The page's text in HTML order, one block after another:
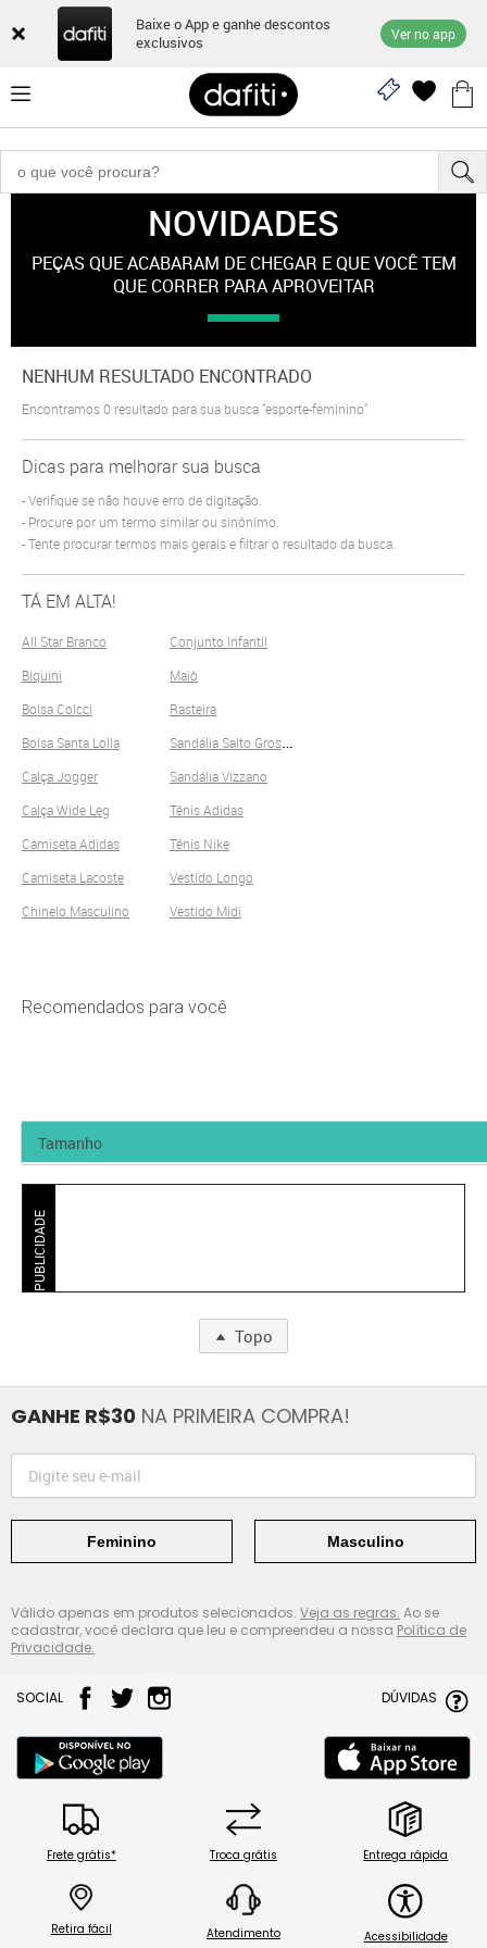
Baixe o App e ganhe descontos
exclusivos
Ver no app
"esporte-feminino"NOVIDADES
PEÇAS QUE ACABARAM DE CHEGAR E QUE VOCÊ TEM
QUE CORRER PARA APROVEITAR
NENHUM RESULTADO ENCONTRADO
Encontramos0 resultado para sua busca"esporte-feminino"
Dicas para melhorar sua busca
Verifique se não houve erro de digitação.
Procure por um termo similar ou sinônimo.
Tente procurar termos mais gerais e filtrar o resultado da busca.
TÁ EM ALTA!
All Star Branco
Biquini
Bolsa Colcci
Bolsa Santa Lolla
Calça Jogger
Calça Wide Leg
Camiseta Adidas
Camiseta Lacoste
Chinelo Masculino
Conjunto Infantil
Maiô
Rasteira
S
andália Salto Grosso
Sandália Vizzano
Tênis Adidas
Tênis Nike
Vestido Longo
Vestido Midi
Recomendados para você
PUBLICIDADE
Topo
GANHE R$30 NA PRIMEIRA COMPRA!
Feminino Masculino
Válido apenas em produtos selecionados. Veja as regras. Ao se
cadastrar, você declara que leu e compreendeu a nossa Política de
Privacidade.
SOCIAL DÚVIDAS
Frete grátis* Troca grátis Entrega rápida
Retira fácil Atendimento Acessibilidade